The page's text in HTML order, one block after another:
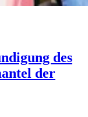
des
der